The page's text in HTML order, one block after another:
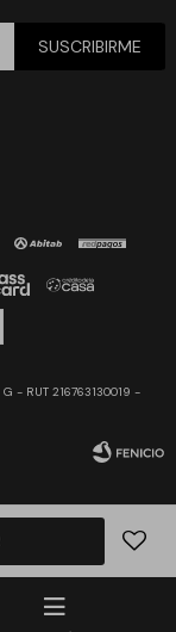
SUSCRIBIRME
- RUT 216763130019 -